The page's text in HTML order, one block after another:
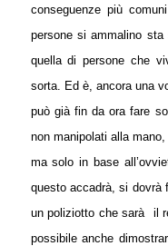
conseguenze più
persone si ammalino
quella di persone che
sorta. Ed è, ancora una
può già fin da ora fare
non manipolati alla
ma solo in base
questo accadrà, si dovrà
un poliziotto che sarà il
possibile anche